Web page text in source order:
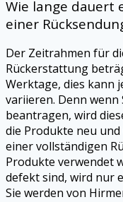
Wie lange dauert
einer
Der Zeitrahmen für
Rückerstattung
Werktage, dies kann
variieren. Denn wenn
beantragen, wird
die Produkte neu
einer vollständigen
Produkte verwendet
defekt sind, wird nur
Sie werden von